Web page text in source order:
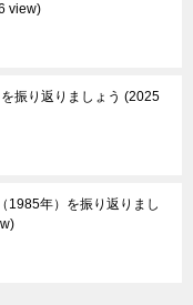
view
振り返りましょう
2025
1985年）を振り返りまし